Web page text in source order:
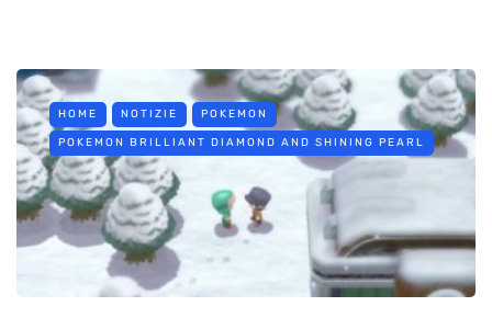
HOME NOTIZIE POKEMON
POKEMON BRILLIANT DIAMOND AND SHINING PEARL